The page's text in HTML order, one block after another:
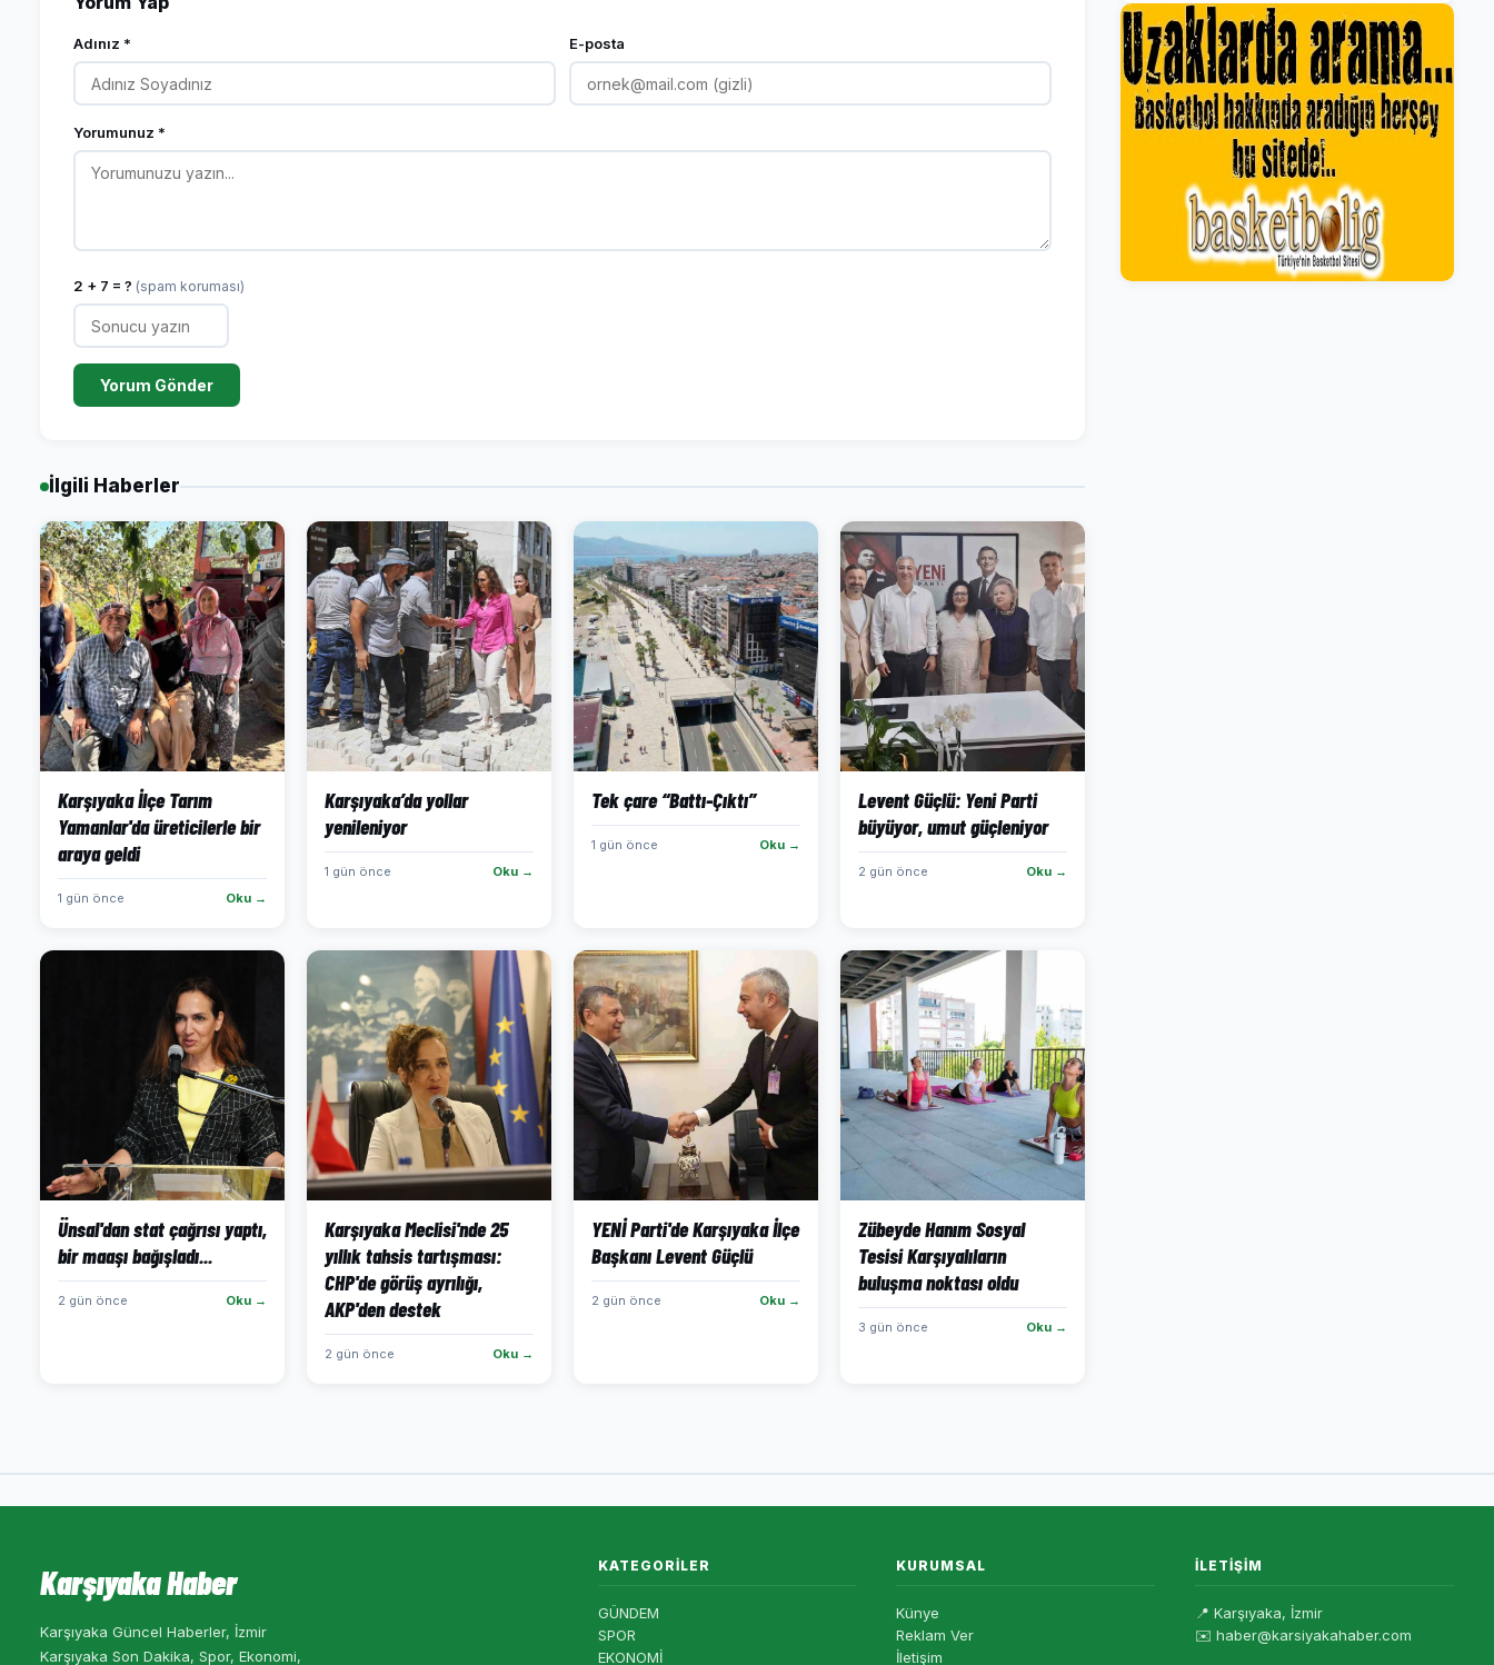
Adınız * E-posta
Yorumunuz *
2 + 7 = ? (spam koruması)
Yorum Gönder
İlgili Haberler
Karşıyaka İlçe Tarım
Yamanlar'da üreticilerle bir
araya geldi
1 gün önce Oku →
Karşıyaka’da yollar
yenileniyor
1 gün önce Oku →
Tek çare “Battı-Çıktı”
1 gün önce Oku →
Levent Güçlü: Yeni Parti
büyüyor, umut güçleniyor
2 gün önce Oku →
Ünsal'dan stat çağrısı yaptı,
bir maaşı bağışladı...
2 gün önce Oku →
Karşıyaka Meclisi'nde 25
yıllık tahsis tartışması:
CHP'de görüş ayrılığı,
AKP'den destek
2 gün önce Oku →
YENİ Parti'de Karşıyaka İlçe
Başkanı Levent Güçlü
2 gün önce Oku →
Zübeyde Hanım Sosyal
Tesisi Karşıyalıların
buluşma noktası oldu
3 gün önce Oku →
Karşıyaka Haber
Karşıyaka Güncel Haberler, İzmir
Karşıyaka Son Dakika, Spor, Ekonomi,
KATEGORILER
GÜNDEM
SPOR
EKONOMİ
KURUMSAL
Künye
Reklam Ver
İletişim
İLETIŞIM
📍 Karşıyaka, İzmir
✉️ haber@karsiyakahaber.com